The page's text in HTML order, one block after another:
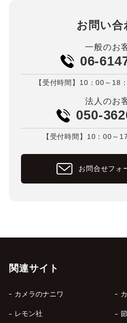
お問い合
一般のお
06-
【受付時間】10：00～18
法人のお
050-
【受付時間】10：00～
お問合せフォ
関連サイト
カメラのナニワ
レモン社